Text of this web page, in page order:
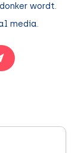
wordt.
media.